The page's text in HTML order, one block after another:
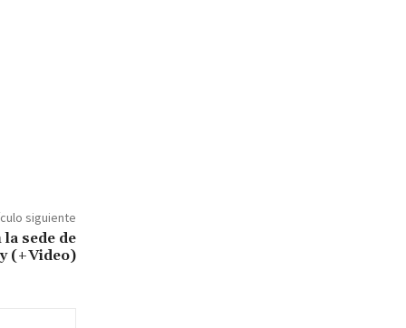
siguiente
sede de
(+Video)